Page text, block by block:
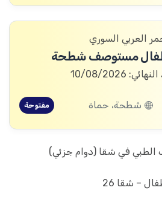
العربي السوري
مستوصف شطحة
10/08/2026
شطحة، حماة مفتوحة
في شقا (دوام جزئي)
– شقا 26